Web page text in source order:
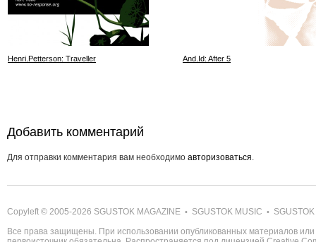
Henri.Petterson: Traveller And.Id: After 5
Добавить комментарий
Для отправки комментария вам необходимо авторизоваться.
Copyleft © 2005-2026 SGUSTOK MAGAZINE • SGUSTOK MUSIC •
Все права защищены. При использовании опубликованных материалов